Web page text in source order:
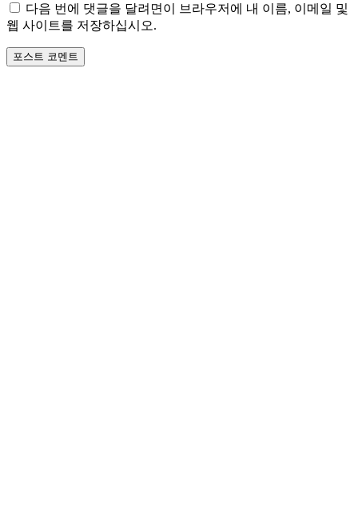
트
다음 번에 댓글을 달려면이 브라우저에 내 이름, 이메일 및
웹 사이트를 저장하십시오.